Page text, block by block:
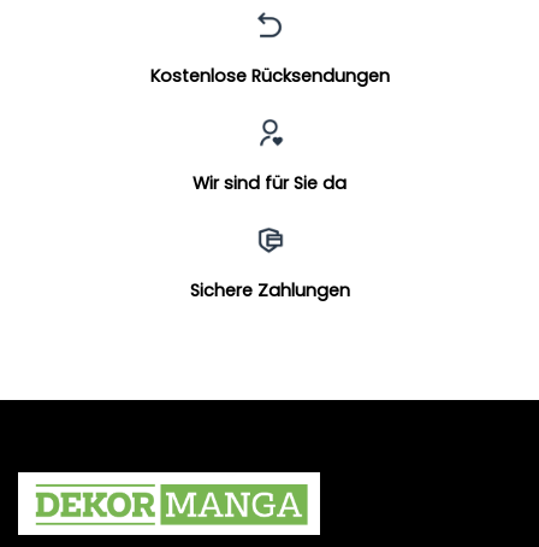
Kostenlose Rücksendungen
Wir sind für Sie da
Sichere Zahlungen